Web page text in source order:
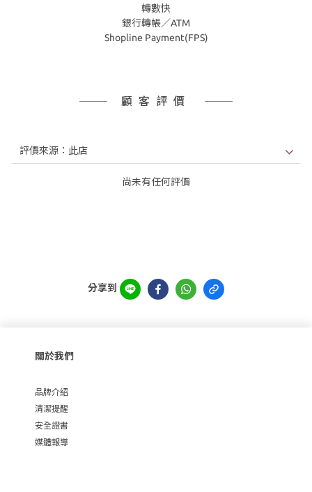
轉數快
銀行轉帳／ATM
Shopline Payment(FPS)
顧客評價
尚未有任何評價
分享到
關於我們
品牌介紹
清潔提醒
安全證書
媒體報導